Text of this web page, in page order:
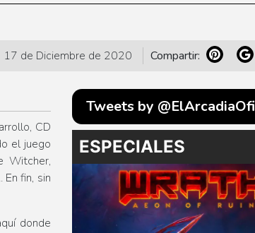
Compartir:
17 de Diciembre de 2020
CD
el juego
Witcher,
fin, sin
donde
Tweets by @ElArcadiaOfi
ESPECIALES